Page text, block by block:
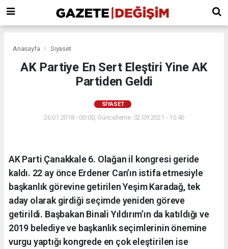
Anasayfa Siyaset
AK Partiye En Sert Eleştiri Yine AK
Partiden Geldi
SIYASET
26.01.2018 - 00:00, Güncelleme: 02.09.2021 - 15:40
AK Parti Çanakkale 6. Olağan il kongresi geride
kaldı. 22 ay önce Erdener Can’ın istifa etmesiyle
başkanlık görevine getirilen Yeşim Karadağ, tek
aday olarak girdiği seçimde yeniden göreve
getirildi. Başbakan Binali Yıldırım’ın da katıldığı ve
2019 belediye ve başkanlık seçimlerinin önemine
vurgu yaptığı kongrede en çok eleştirilen ise